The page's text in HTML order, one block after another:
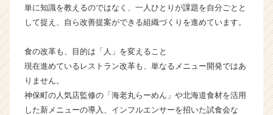
長
企
か
ら
ス
ウ
ト
単に知識を教えるのではなく、一人ひとりが課題を自分ごとと
して捉え、自ら改善提案ができる組織づくりを進めています。
食の改革も、目的は「人」を変えること
現在進めているレストラン改革も、単なるメニュー開発ではあ
りません。
神保町の人気店監修の「海老丸らーめん」や北海道食材を活用
した新メニューの導入、インフルエンサーを招いた試食会な